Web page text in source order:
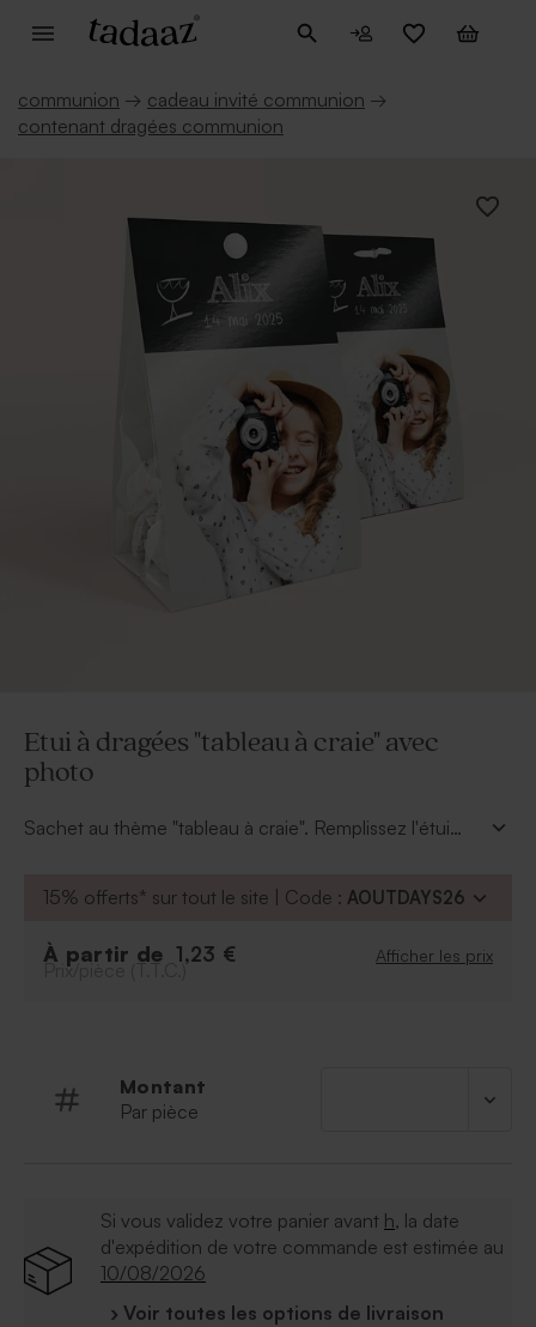
communion → cadeau invité communion →
contenant dragées communion
Etui à dragées "tableau à craie" avec
photo
Sachet au thème "tableau à craie". Remplissez l'étui
belle photo, vos invités seront enchantés. Modèle
15% offerts* sur tout le site | Code : AOUTDAYS26
À partir de 1,23 € Afficher les prix
Prix/pièce (T.T.C.)
Montant
Par pièce
Si vous validez votre panier avant h, la date
d'expédition de votre commande est estimée au
10/08/2026
› Voir toutes les options de livraison